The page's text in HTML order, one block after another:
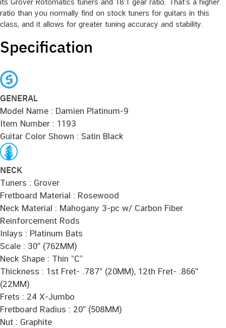
its Grover Rotomatics tuners and 18:1 gear ratio. That’s a higher
ratio than you normally find on stock tuners for guitars in this
class, and it allows for greater tuning accuracy and stability.
Specification
GENERAL
Model Name : Damien Platinum-9
Item Number : 1193
Guitar Color Shown : Satin Black
NECK
Tuners : Grover
Fretboard Material : Rosewood
Neck Material : Mahogany 3-pc w/ Carbon Fiber
Reinforcement Rods
Inlays : Platinum Bats
Scale : 30″ (762MM)
Neck Shape : Thin “C”
Thickness : 1st Fret- .787″ (20MM), 12th Fret- .866″
(22MM)
Frets : 24 X-Jumbo
Fretboard Radius : 20″ (508MM)
Nut : Graphite